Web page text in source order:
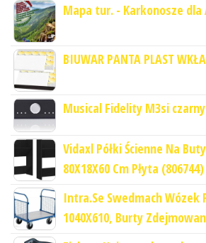
Mapa tur. - Karkonosze dla
BIUWAR PANTA PLAST
Musical Fidelity M3si czarny
Vidaxl Półki Ścienne Na
80X18X60 Cm Płyta (806744)
Intra.Se Swedmach
1040X610, Burty